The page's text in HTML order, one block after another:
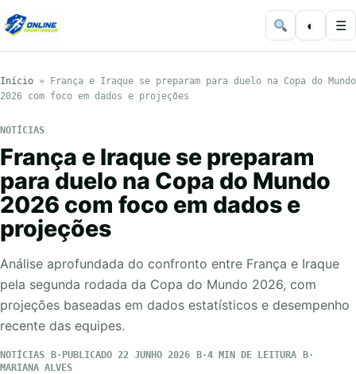
◐ ☰
Início »
França e Iraque se preparam para duelo na Copa do Mundo
2026 com foco em dados e projeções
NOTÍCIAS
França e Iraque se preparam
para duelo na Copa do Mundo
2026 com foco em dados e
projeções
Análise aprofundada do confronto entre França e Iraque
pela segunda rodada da Copa do Mundo 2026, com
projeções baseadas em dados estatísticos e desempenho
recente das equipes.
NOTÍCIAS PUBLICADO 22 JUNHO 2026
4 MIN DE LEITURA
MARIANA ALVES